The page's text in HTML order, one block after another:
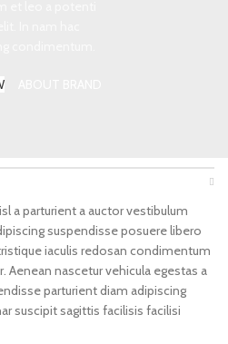
a parturient a auctor vestibulum
suspendisse posuere libero
iaculis redosan condimentum
Aenean nascetur vehicula egestas a
parturient diam adipiscing
suscipit sagittis facilisis facilisi